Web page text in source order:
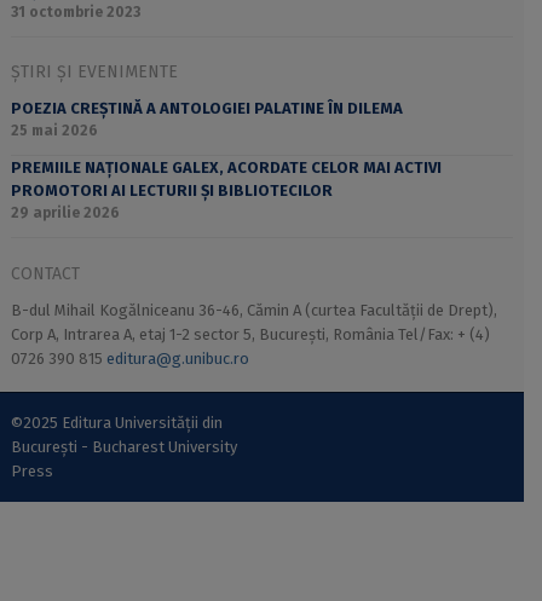
31 octombrie 2023
ȘTIRI ȘI EVENIMENTE
POEZIA CREȘTINĂ A ANTOLOGIEI PALATINE ÎN DILEMA
25 mai 2026
PREMIILE NAȚIONALE GALEX, ACORDATE CELOR MAI ACTIVI
PROMOTORI AI LECTURII ȘI BIBLIOTECILOR
29 aprilie 2026
CONTACT
B-dul Mihail Kogălniceanu 36-46, Cămin A (curtea Facultății de Drept),
Corp A, Intrarea A, etaj 1-2 sector 5, București, România Tel/Fax: + (4)
0726 390 815 editura@g.unibuc.ro
©2025 Editura Universității din
București - Bucharest University
Press